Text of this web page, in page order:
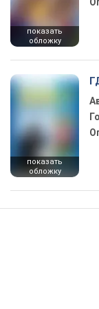
показать
обложку
показать
обложку